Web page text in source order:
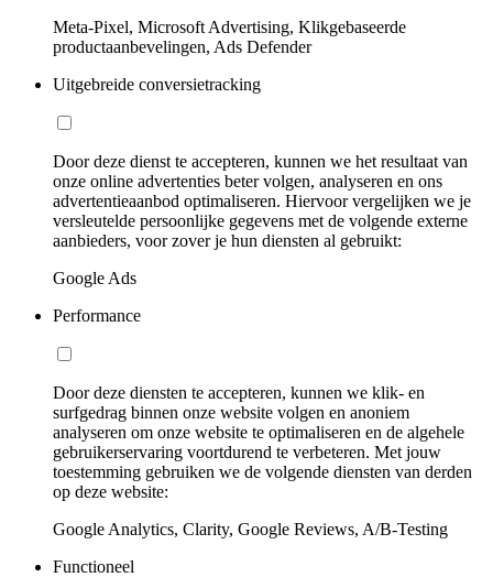
Meta-Pixel, Microsoft Advertising, Klikgebaseerde
productaanbevelingen, Ads Defender
Uitgebreide conversietracking
Door deze dienst te accepteren, kunnen we het resultaat van
onze online advertenties beter volgen, analyseren en ons
advertentieaanbod optimaliseren. Hiervoor vergelijken we je
versleutelde persoonlijke gegevens met de volgende externe
aanbieders, voor zover je hun diensten al gebruikt:
Google Ads
Performance
Door deze diensten te accepteren, kunnen we klik- en
surfgedrag binnen onze website volgen en anoniem
analyseren om onze website te optimaliseren en de algehele
gebruikerservaring voortdurend te verbeteren. Met jouw
toestemming gebruiken we de volgende diensten van derden
op deze website:
Google Analytics, Clarity, Google Reviews, A/B-Testing
Functioneel